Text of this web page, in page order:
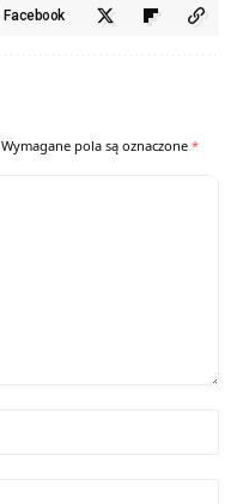
Facebook
Wymagane pola są oznaczone *